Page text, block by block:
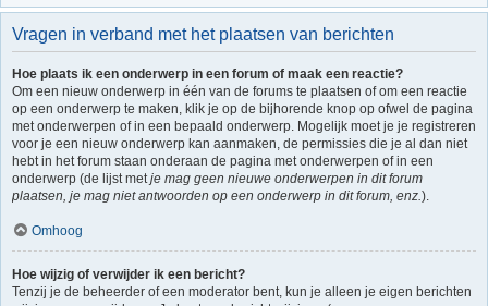
Vragen in verband met het plaatsen van berichten
Hoe plaats ik een onderwerp in een forum of maak een reactie?
Om een nieuw onderwerp in één van de forums te plaatsen of om een reactie
op een onderwerp te maken, klik je op de bijhorende knop op ofwel de pagina
met onderwerpen of in een bepaald onderwerp. Mogelijk moet je je registreren
voor je een nieuw onderwerp kan aanmaken, de permissies die je al dan niet
hebt in het forum staan onderaan de pagina met onderwerpen of in een
onderwerp (de lijst metje mag geen nieuwe onderwerpen in dit forum
plaatsen, je mag niet antwoorden op een onderwerp in dit forum, enz.).
Omhoog
Hoe wijzig of verwijder ik een bericht?
Tenzij je de beheerder of een moderator bent, kun je alleen je eigen berichten